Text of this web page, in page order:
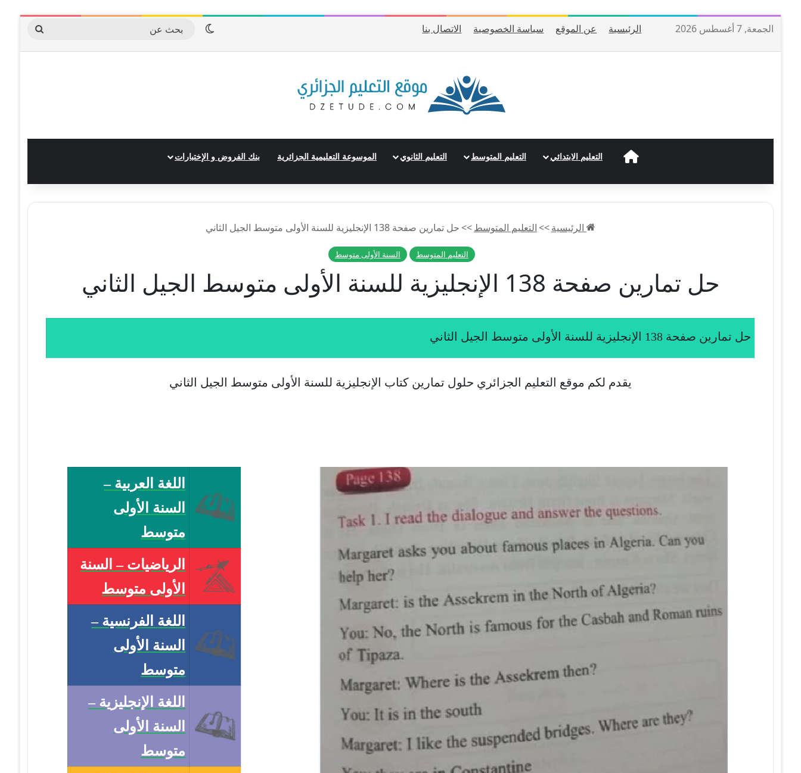
الجمعة, 7 أغسطس 2026 الرئيسية عن الموقع سياسة الخصوصية الاتصال بنا الوضع المظلم
بحث
عن
الرئيسيةالتعليم الابتدائي التعليم المتوسط التعليم الثانوي الموسوعة التعليمية الجزائرية بنك الفروض و الإختبارات
الرئيسية>>التعليم المتوسط>>حل تمارين صفحة 138 الإنجليزية للسنة الأولى متوسط الجيل الثاني
التعليم المتوسط السنة الأولى متوسط
حل تمارين صفحة 138 الإنجليزية للسنة الأولى متوسط الجيل الثاني
حل تمارين صفحة 138 الإنجليزية للسنة الأولى متوسط الجيل الثاني
يقدم لكم موقع التعليم الجزائري حلول تمارين كتاب الإنجليزية للسنة الأولى متوسط الجيل الثاني
اللغة العربية –
السنة الأولى
متوسط
الرياضيات – السنة
الأولى متوسط
اللغة الفرنسية –
السنة الأولى
متوسط
اللغة الإنجليزية –
السنة الأولى
متوسط